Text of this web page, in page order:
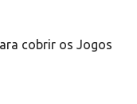
cobrir os Jogos